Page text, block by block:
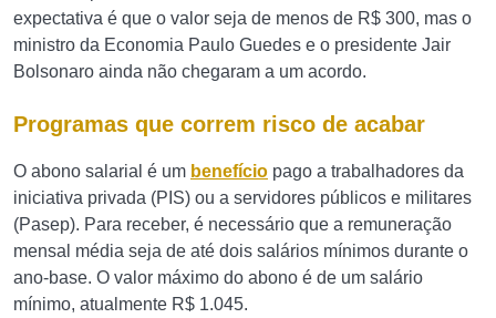
expectativa é que o valor seja de menos de R$ 300, mas o
ministro da Economia Paulo Guedes e o presidente Jair
Bolsonaro ainda não chegaram a um acordo.
Programas que correm risco de acabar
O abono salarial é um benefício pago a trabalhadores da
iniciativa privada (PIS) ou a servidores públicos e militares
(Pasep). Para receber, é necessário que a remuneração
mensal média seja de até dois salários mínimos durante o
ano-base. O valor máximo do abono é de um salário
mínimo, atualmente R$ 1.045.